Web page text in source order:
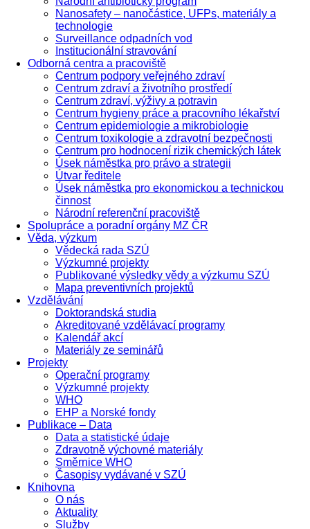
Nanosafety – nanočástice, UFPs, materiály a
technologie
Surveillance odpadních vod
Institucionální stravování
Odborná centra a pracoviště
Centrum podpory veřejného zdraví
Centrum zdraví a životního prostředí
Centrum zdraví, výživy a potravin
Centrum hygieny práce a pracovního lékařství
Centrum epidemiologie a mikrobiologie
Centrum toxikologie a zdravotní bezpečnosti
Centrum pro hodnocení rizik chemických látek
Úsek náměstka pro právo a strategii
Útvar ředitele
Úsek náměstka pro ekonomickou a technickou
činnost
Národní referenční pracoviště
Spolupráce a poradní orgány MZ ČR
Věda, výzkum
Vědecká rada SZÚ
Výzkumné projekty
Publikované výsledky vědy a výzkumu SZÚ
Mapa preventivních projektů
Vzdělávání
Doktorandská studia
Akreditované vzdělávací programy
Kalendář akcí
Materiály ze seminářů
Projekty
Operační programy
Výzkumné projekty
WHO
EHP a Norské fondy
Publikace – Data
Data a statistické údaje
Zdravotně výchovné materiály
Směrnice WHO
Časopisy vydávané v SZÚ
Knihovna
O nás
Aktuality
Služby